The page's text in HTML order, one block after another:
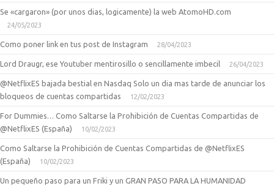
Se «cargaron» (por unos dias, logicamente) la web AtomoHD.com
24/05/2023
Como poner link en tus post de Instagram 28/04/2023
Lord Draugr, ese Youtuber mentirosillo o sencillamente imbecil 26/04/2023
@NetflixES bajada bestial en Nasdaq Solo un dia mas tarde de anunciar los
bloqueos de cuentas compartidas
12/02/2023
For Dummies… Como Saltarse la Prohibición de Cuentas Compartidas de
@NetflixES (España)
10/02/2023
Como Saltarse la Prohibición de Cuentas Compartidas de @NetflixES
(España)
10/02/2023
Un pequeño paso para un Friki y un GRAN PASO PARA LA HUMANIDAD